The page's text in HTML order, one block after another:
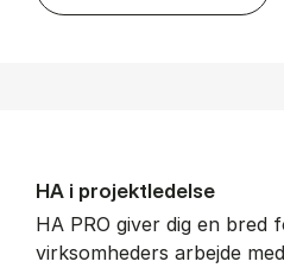
HA i pro­jekt­le­del­se
HA PRO giver dig en bred
virksomheders arbejde